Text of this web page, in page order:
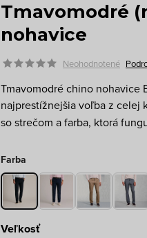
Tmavomodré
nohavice
Neohodnotené
Tmavomodré chino nohavice
najprestížnejšia voľba z celej
so strečom a farba, ktorá
Farba
Veľkosť